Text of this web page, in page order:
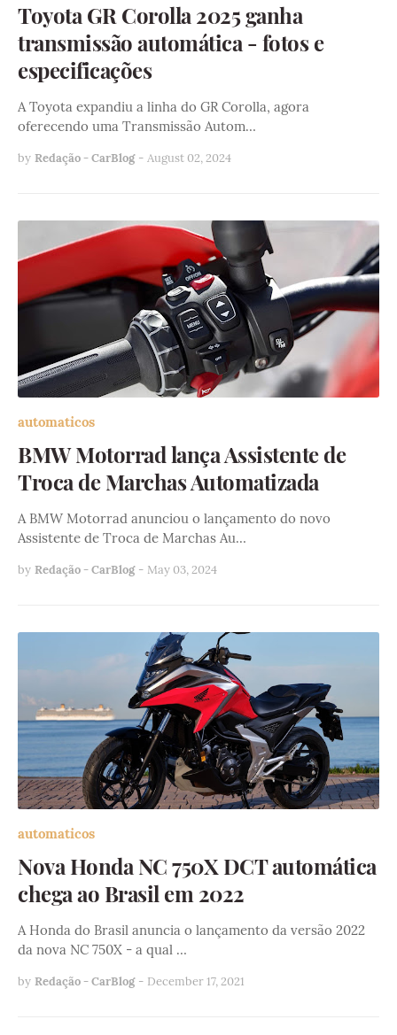
Toyota GR Corolla 2025 ganha
transmissão automática - fotos e
especificações
A Toyota expandiu a linha do GR Corolla, agora
oferecendo uma Transmissão Autom…
by Redação - CarBlog - August 02, 2024
automaticos
BMW Motorrad lança Assistente de
Troca de Marchas Automatizada
A BMW Motorrad anunciou o lançamento do novo
Assistente de Troca de Marchas Au…
by Redação - CarBlog - May 03, 2024
automaticos
Nova Honda NC 750X DCT automática
chega ao Brasil em 2022
A Honda do Brasil anuncia o lançamento da versão 2022
da nova NC 750X - a qual …
by Redação - CarBlog - December 17, 2021